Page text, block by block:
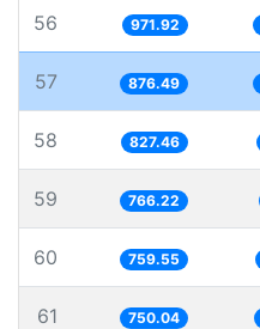
56 971.92
57 876.49
58 827.46
59 766.22
60 759.55
61 750.04